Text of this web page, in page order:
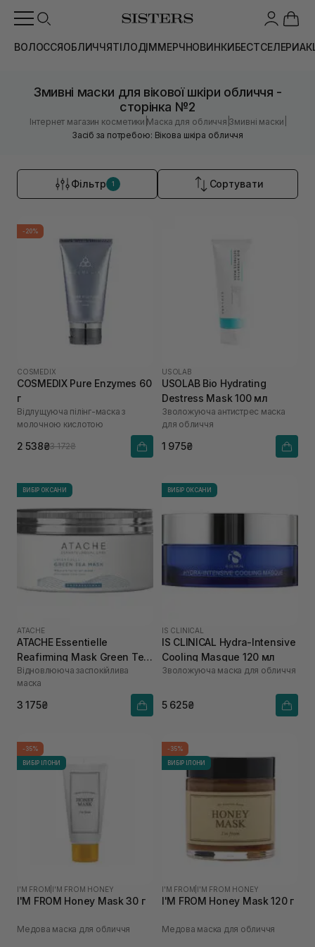
ВОЛОССЯОБЛИЧЧЯТІЛОДІММЕРЧНОВИНКИБЕСТСЕЛЕРИ
Змивні маски для вікової шкіри обличчя -
сторінка №2
Інтернет магазин косметики |Маска для обличчя |Змивні маски
Засіб за потребою: Вікова шкіра обличчя
Фільтр 1 Сортувати
-20%
COSMEDIX
COSMEDIX Pure Enzymes 60
г
Відлущуюча пілінг-маска з
молочною кислотою
2 538₴3 172₴
USOLAB
USOLAB Bio Hydrating
Destress Mask 100 мл
Зволожуюча антистрес маска
для обличчя
1 975₴
ВИБІР ОКСАНИ
ATACHE
ATACHE Essentielle
Reafirming Mask Green Tea
200 мл
Відновлююча заспокійлива
маска
3 175₴
ВИБІР ОКСАНИ
IS CLINICAL
IS CLINICAL Hydra-Intensive
Cooling Masque 120 мл
Зволожуюча маска для обличчя
5 625₴
-35%
ВИБІР ІЛОНИ
I'M FROM I'M FROM HONEY
I'M FROM Honey Mask 30 г
Медова маска для обличчя
-35%
ВИБІР ІЛОНИ
I'M FROM I'M FROM HONEY
I'M FROM Honey Mask 120 г
Медова маска для обличчя